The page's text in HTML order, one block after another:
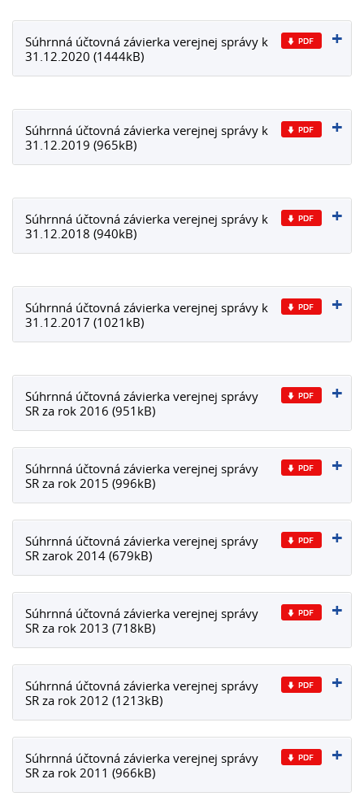
Súhrnná účtovná závierka verejnej správy k
31.12.2020 (1444kB)
Súhrnná účtovná závierka verejnej správy k
31.12.2019 (965kB)
Súhrnná účtovná závierka verejnej správy k
31.12.2018 (940kB)
Súhrnná účtovná závierka verejnej správy k
31.12.2017 (1021kB)
Súhrnná účtovná závierka verejnej správy
SR za rok 2016 (951kB)
Súhrnná účtovná závierka verejnej správy
SR za rok 2015 (996kB)
Súhrnná účtovná závierka verejnej správy
SR zarok 2014 (679kB)
Súhrnná účtovná závierka verejnej správy
SR za rok 2013 (718kB)
Súhrnná účtovná závierka verejnej správy
SR za rok 2012 (1213kB)
Súhrnná účtovná závierka verejnej správy
SR za rok 2011 (966kB)